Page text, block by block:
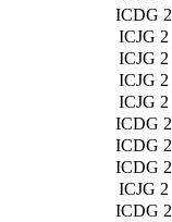
ICDG 2
ICJG 2
ICJG 2
ICJG 2
ICJG 2
ICDG 2
ICDG 2
ICDG 2
ICJG 2
ICDG 2